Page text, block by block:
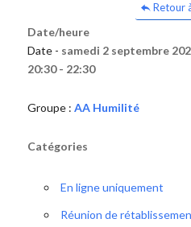
Retour
Date/heure
Date - samedi 2 septembre
20:30 - 22:30
Groupe : AA Humilité
Catégories
En ligne uniquement
Réunion de